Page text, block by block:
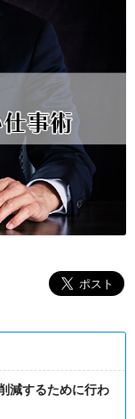
減するために行わ